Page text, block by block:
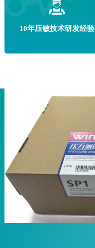
10年压敏技术研发经验